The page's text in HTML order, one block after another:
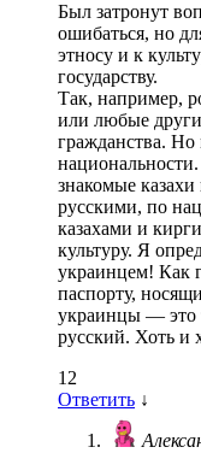
Был затронут
ошибаться, но
этносу и к
государству.
Так, например,
или любые
гражданства.
знакомые
русскими, по
казахами и
культуру. Я
украинцем! Как
паспорту,
украинцы — это
русский. Хоть и
12
Ответить ↓